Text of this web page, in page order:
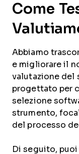
Come
Abbiamo
e migliorare il
valutazione del
progettato per
selezione
strumento,
del processo
Di seguito,